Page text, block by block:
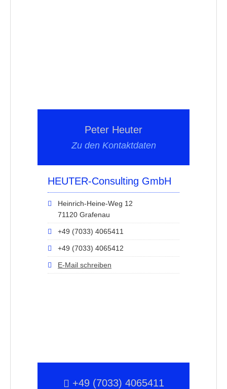
Peter Heuter
Zu den Kontaktdaten
HEUTER-Consulting GmbH
Heinrich-Heine-Weg 12
71120 Grafenau
+49 (7033) 4065411
+49 (7033) 4065412
E-Mail schreiben
+49 (7033) 4065411